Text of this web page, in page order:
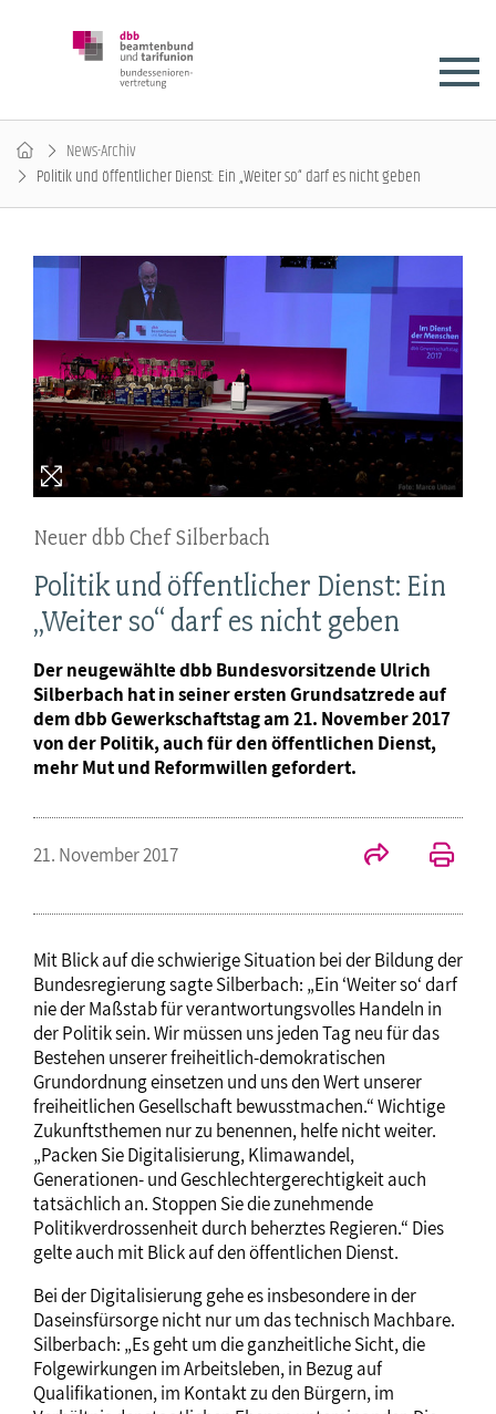
News-Archiv
Politik und öffentlicher Dienst: Ein „Weiter so“ darf es nicht geben
Neuer dbb Chef Silberbach
Politik und öffentlicher Dienst: Ein
„Weiter so“ darf es nicht geben
Der neugewählte dbb Bundesvorsitzende Ulrich
Silberbach hat in seiner ersten Grundsatzrede auf
dem dbb Gewerkschaftstag am 21. November 2017
von der Politik, auch für den öffentlichen Dienst,
mehr Mut und Reformwillen gefordert.
21. November 2017
Mit Blick auf die schwierige Situation bei der Bildung der
Bundesregierung sagte Silberbach: „Ein ‘Weiter so‘ darf
nie der Maßstab für verantwortungsvolles Handeln in
der Politik sein. Wir müssen uns jeden Tag neu für das
Bestehen unserer freiheitlich-demokratischen
Grundordnung einsetzen und uns den Wert unserer
freiheitlichen Gesellschaft bewusstmachen.“ Wichtige
Zukunftsthemen nur zu benennen, helfe nicht weiter.
„Packen Sie Digitalisierung, Klimawandel,
Generationen- und Geschlechtergerechtigkeit auch
tatsächlich an. Stoppen Sie die zunehmende
Politikverdrossenheit durch beherztes Regieren.“ Dies
gelte auch mit Blick auf den öffentlichen Dienst.
Bei der Digitalisierung gehe es insbesondere in der
Daseinsfürsorge nicht nur um das technisch Machbare.
Silberbach: „Es geht um die ganzheitliche Sicht, die
Folgewirkungen im Arbeitsleben, in Bezug auf
Qualifikationen, im Kontakt zu den Bürgern, im